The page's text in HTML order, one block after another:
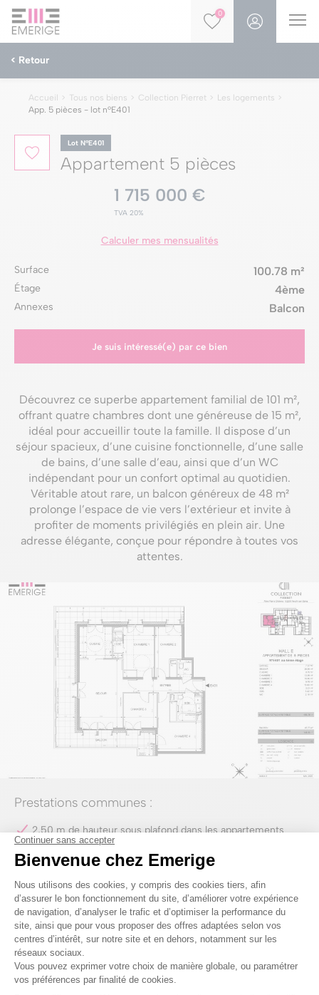
0
< Retour
Accueil Tous nos biens Collection Pierret
Les logements
App. 5 pièces - lot nºE401
Appartement 5 pièces
Lot NºE401
1 715 000 €
TVA 20%
Calculer mes mensualités
Surface 100.78 m²
Étage 4ème
Annexes Balcon
Je suis intéressé(e) par ce bien
Découvrez ce superbe appartement familial de 101 m²,
offrant quatre chambres dont une généreuse de 15 m²,
idéal pour accueillir toute la famille. Il dispose d’un
séjour spacieux, d’une cuisine fonctionnelle, d’une salle
de bains, d’une salle d’eau, ainsi que d’un WC
indépendant pour un confort optimal au quotidien.
Véritable atout rare, un balcon généreux de 48 m²
prolonge l’espace de vie vers l’extérieur et invite à
profiter de moments privilégiés en plein air. Une
adresse élégante, conçue pour répondre à toutes vos
attentes.
Prestations communes :
2,50 m de hauteur sous plafond dans les appartements
Espaces extérieurs pour tous les logements, dont des
jardins privatifs en rez-de-chaussée
Menuiseries mixtes bois et aluminium
Parquet contrecollé ou massif dans les pièces sèches
Résidence décorée par une architecte d’intérieur
Marbre Grand Antique pour habiller le sol du hall ; moquette
dessinée spécialement pour les paliers